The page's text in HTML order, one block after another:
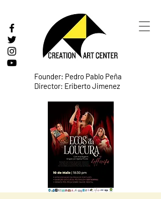
Founder: Pedro Pablo Peña
Director: Eriberto Jimenez